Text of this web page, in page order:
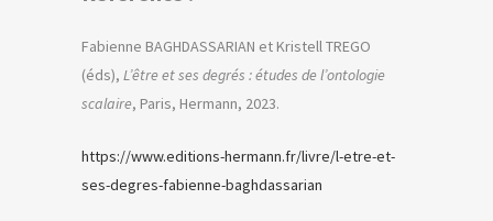
Fabienne BAGHDASSARIAN et Kristell TREGO
(éds), L’être et ses degrés : études de l’ontologie
scalaire, Paris, Hermann, 2023.
https://www.editions-hermann.fr/livre/l-etre-et-
ses-degres-fabienne-baghdassarian